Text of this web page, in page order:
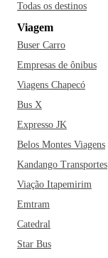
Todas os destinos
Viagem
Buser Carro
Empresas de ônibus
Viagens Chapecó
Bus X
Expresso JK
Belos Montes Viagens
Kandango Transportes
Viação Itapemirim
Emtram
Catedral
Star Bus